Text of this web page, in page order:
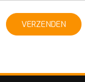
VERZENDEN